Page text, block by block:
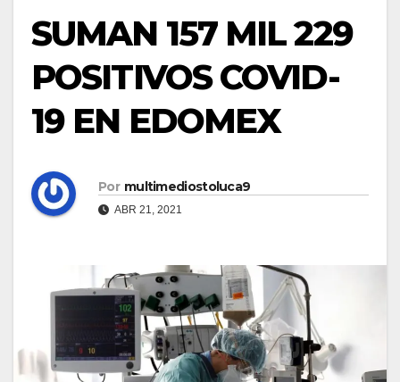
SUMAN 157 MIL 229
POSITIVOS COVID-
19 EN EDOMEX
Por multimediostoluca9
ABR 21, 2021